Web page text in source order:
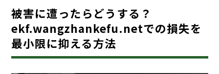
被害に遭ったらどうする？
ekf.wangzhankefu.netでの損失を
最小限に抑える方法